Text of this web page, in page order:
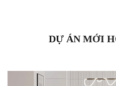
Gia Decor – giúp bạn sáng
DỰ ÁN MỚI